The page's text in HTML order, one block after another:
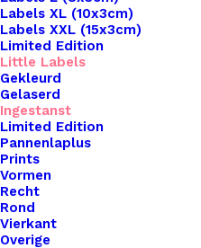
Labels XL (10x3cm)
Labels XXL (15x3cm)
Limited Edition
Little Labels
Gekleurd
Gelaserd
Ingestanst
Limited Edition
Pannenlaplus
Prints
Vormen
Recht
Rond
Vierkant
Overige
Home
Little Label Met Met
Sterretje